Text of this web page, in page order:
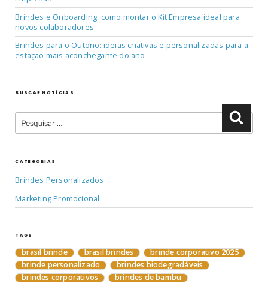
Brindes e Onboarding: como montar o Kit Empresa ideal para
novos colaboradores
Brindes para o Outono: ideias criativas e personalizadas para a
estação mais aconchegante do ano
BUSCAR NOTÍCIAS
CATEGORIAS
Brindes Personalizados
Marketing Promocional
TAGS
brasil brinde brasil brindes
brinde corporativo 2025
brinde personalizado
brindes biodegradáveis
brindes corporativos
brindes de bambu